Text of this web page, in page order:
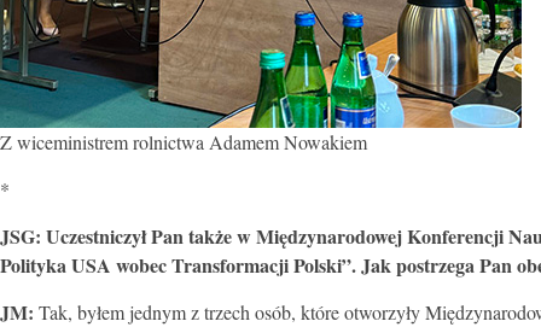
Z wiceministrem rolnictwa Adamem Nowakiem
*
JSG: Uczestniczył Pan także w Międzynarodowej Konferencji
Polityka USA wobec Transformacji Polski”. Jak postrzega Pan
JM: Tak, byłem jednym z trzech osób, które otworzyły